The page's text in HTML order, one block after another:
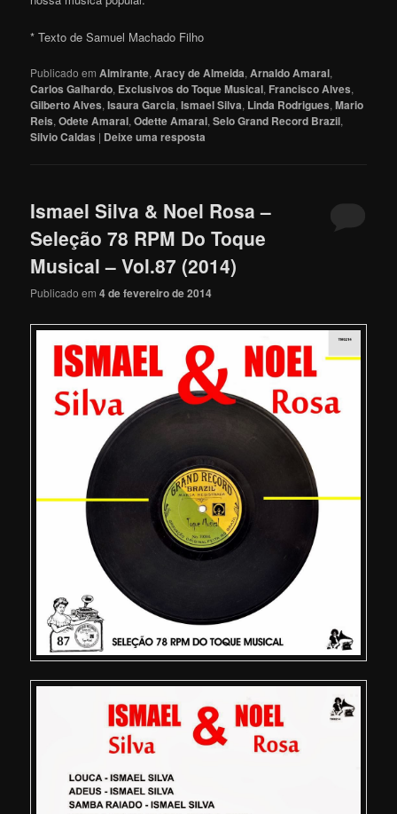
* Texto de Samuel Machado Filho
Publicado em Almirante,Aracy de Almeida,Arnaldo Amaral,
Carlos Galhardo, Exclusivos do Toque Musical, Francisco Alves,
Gilberto Alves,Isaura Garcia,Ismael Silva, Linda Rodrigues,Mario
Reis,Odete Amaral,Odette Amaral,Selo Grand Record Brazil,
Silvio Caldas | Deixe uma resposta
Ismael Silva & Noel Rosa –
Seleção 78 RPM Do Toque
Musical – Vol.87 (2014)
Publicado em4 de fevereiro de 2014